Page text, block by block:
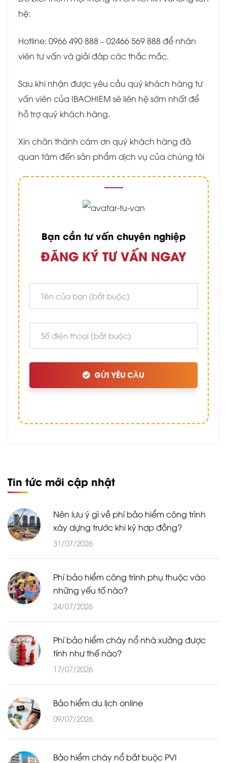
hệ:
Hotline: 0966 490 888 – 02466 569 888 để nhân
viên tư vấn và giải đáp các thắc mắc.
Sau khi nhận được yêu cầu quý khách hàng tư
vấn viên của IBAOHIEM sẽ liên hệ sớm nhất để
hỗ trợ quý khách hàng.
Xin chân thành cám ơn quý khách hàng đã
quan tâm đến sản phẩm dịch vụ của chúng tôi
Bạn cần tư vấn chuyên nghiệp
ĐĂNG KÝ TƯ VẤN NGAY
GỬI YÊU CẦU
Tin tức mới cập nhật
Nên lưu ý gì về phí bảo hiểm công trình
xây dựng trước khi ký hợp đồng?
31/07/2026
Phí bảo hiểm công trình phụ thuộc vào
những yếu tố nào?
24/07/2026
Phí bảo hiểm cháy nổ nhà xưởng được
tính như thế nào?
17/07/2026
Bảo hiểm du lịch online
09/07/2026
Bảo hiểm cháy nổ bắt buộc PVI